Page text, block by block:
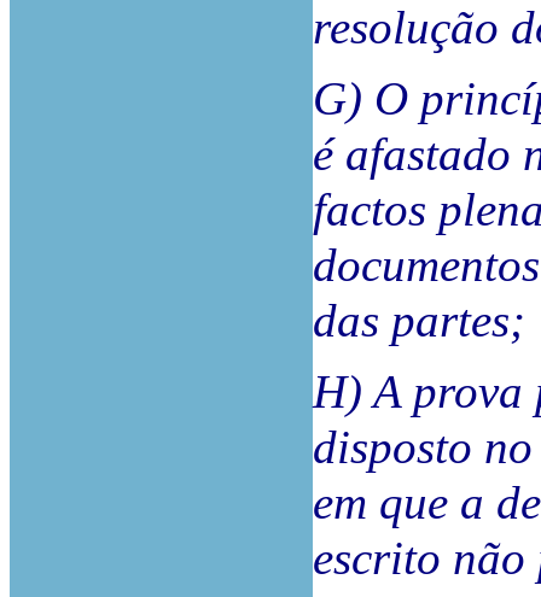
resolução
G) O
é afastado
factos
das partes;
H) A prova
disposto
em que a
escrito não